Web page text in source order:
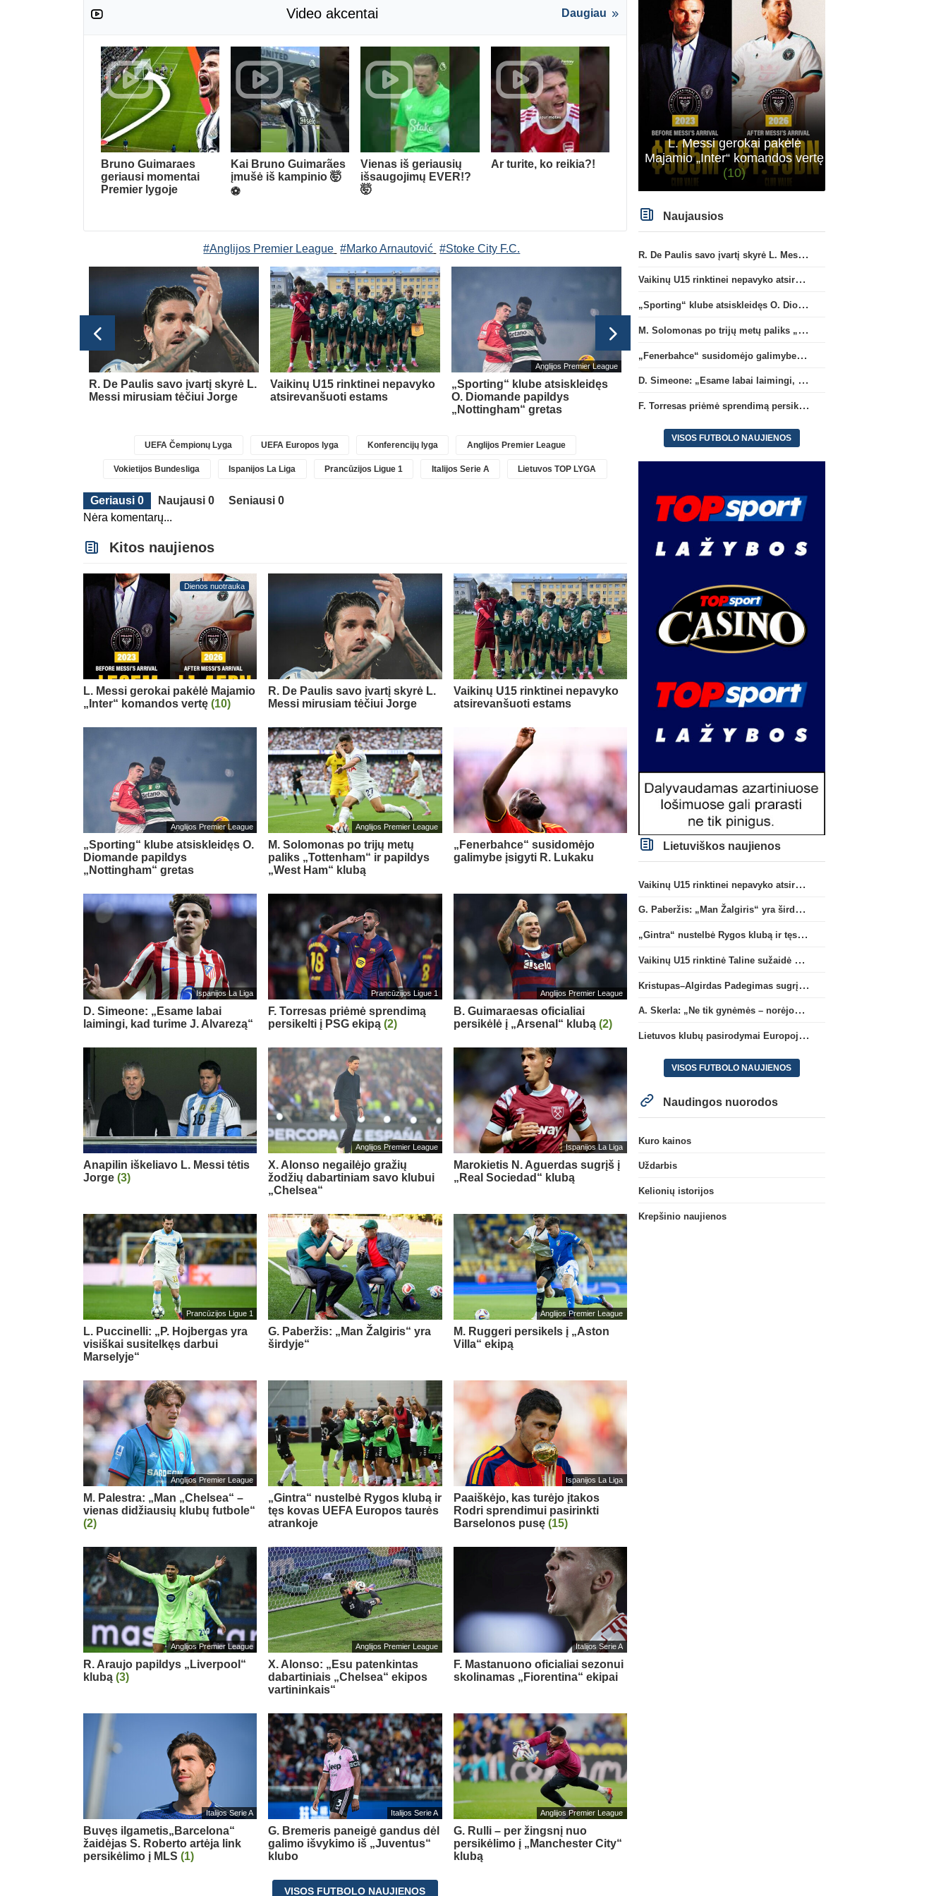
Video akcentai Daugiau
Bruno Guimaraes
geriausi momentai
Premier lygoje
Kai Bruno Guimarães
įmušė iš kampinio 🤯
⚽️
Vienas iš geriausių
išsaugojimų EVER!?
🤯
Ar turite, ko reikia?!
#Anglijos Premier League #Marko Arnautović #Stoke City F.C.
R. De Paulis savo įvartį skyrė L.
Messi mirusiam tėčiui Jorge
Vaikinų U15 rinktinei nepavyko
atsirevanšuoti estams
Anglijos Premier League
„Sporting“ klube atsiskleidęs
O. Diomande papildys
„Nottingham“ gretas
M. Solomonas po trijų metų
„West Ham“ klubą
UEFA Čempionų Lyga UEFA Europos lyga Konferencijų lyga Anglijos Premier League
Vokietijos Bundesliga Ispanijos La Liga Prancūzijos Ligue 1 Italijos Serie A Lietuvos TOP LYGA
Geriausi 0 Naujausi 0
Seniausi 0
Nėra komentarų...
Kitos naujienos
Dienos nuotrauka
L. Messi gerokai pakėlė Majamio
„Inter“ komandos vertę (10)
R. De Paulis savo įvartį skyrė L.
Messi mirusiam tėčiui Jorge
Vaikinų U15 rinktinei nepavyko
atsirevanšuoti estams
Anglijos Premier League
„Sporting“ klube atsiskleidęs O.
Diomande papildys
„Nottingham“ gretas
Anglijos Premier League
M. Solomonas po trijų metų
paliks „Tottenham“ ir papildys
„West Ham“ klubą
„Fenerbahce“ susidomėjo
galimybe įsigyti R. Lukaku
Ispanijos La Liga
D. Simeone: „Esame labai
laimingi, kad turime J. Alvarezą“
Prancūzijos Ligue 1
F. Torresas priėmė sprendimą
persikelti į PSG ekipą(2)
Anglijos Premier League
B. Guimaraesas oficialiai
persikėlė į „Arsenal“ klubą (2)
Anapilin iškeliavo L. Messi tėtis
Jorge (3)
Anglijos Premier League
X. Alonso negailėjo gražių
žodžių dabartiniam savo klubui
„Chelsea“
Ispanijos La Liga
Marokietis N. Aguerdas sugrįš į
„Real Sociedad“ klubą
Prancūzijos Ligue 1
L. Puccinelli: „P. Hojbergas yra
visiškai susitelkęs darbui
Marselyje“
G. Paberžis: „Man Žalgiris“ yra
širdyje“
Anglijos Premier League
M. Ruggeri persikels į „Aston
Villa“ ekipą
Anglijos Premier League
M. Palestra: „Man „Chelsea“ –
vienas didžiausių klubų futbole“
(2)
„Gintra“ nustelbė Rygos klubą ir
tęs kovas UEFA Europos taurės
atrankoje
Ispanijos La Liga
Paaiškėjo, kas turėjo įtakos
Rodri sprendimui pasirinkti
Barselonos pusę (15)
Anglijos Premier League
R. Araujo papildys „Liverpool“
klubą (3)
Anglijos Premier League
X. Alonso: „Esu patenkintas
dabartiniais „Chelsea“ ekipos
vartininkais“
Italijos Serie A
F. Mastanuono oficialiai sezonui
skolinamas „Fiorentina“ ekipai
Italijos Serie A
Buvęs ilgametis„Barcelona“
žaidėjas S. Roberto artėja link
persikėlimo į MLS (1)
Italijos Serie A
G. Bremeris paneigė gandus dėl
galimo išvykimo iš „Juventus“
klubo
Anglijos Premier League
G. Rulli – per žingsnį nuo
persikėlimo į „Manchester City“
klubą
VISOS FUTBOLO NAUJIENOS
L. Messi gerokai pakėlė
Majamio „Inter“ komandos vertę
(10)
Naujausios
R. De Paulis savo įvartį skyrė L. Messi mirusiam tėčiui Jorge
Vaikinų U15 rinktinei nepavyko atsirevanšuoti estams
„Sporting“ klube atsiskleidęs O. Diomande papildys „Nottingham“ gretas
M. Solomonas po trijų metų paliks „Tottenham“ ir papildys „West Ham“ klubą
„Fenerbahce“ susidomėjo galimybe įsigyti R. Lukaku
D. Simeone: „Esame labai laimingi, kad turime J. Alvarezą“
F. Torresas priėmė sprendimą persikelti į PSG ekipą
VISOS FUTBOLO NAUJIENOS
Lietuviškos naujienos
Vaikinų U15 rinktinei nepavyko atsirevanšuoti estams
G. Paberžis: „Man Žalgiris“ yra širdyje“
„Gintra“ nustelbė Rygos klubą ir tęs kovas UEFA Europos taurės atrankoje
Vaikinų U15 rinktinė Taline sužaidė pirmąsias kontrolines rungtynes
Kristupas–Algirdas Padegimas sugrįžta į FC „Hegelmann” B sudėtį
A. Skerla: „Ne tik gynėmės – norėjome atakuoti“
Lietuvos klubų pasirodymai Europoje: patirti pralaimėjimai Kroatijos atstovams
VISOS FUTBOLO NAUJIENOS
Naudingos nuorodos
Kuro kainos
Uždarbis
Kelionių istorijos
Krepšinio naujienos